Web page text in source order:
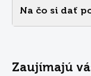
Na čo si dať
Zaujímajú